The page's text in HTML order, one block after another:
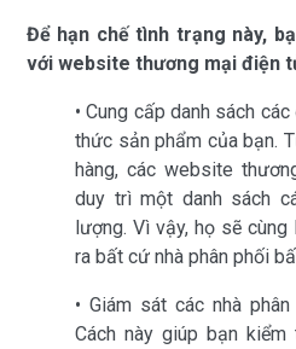
Để hạn chế tình trạng này,
với website thương mại điện
• Cung cấp danh sách
thức sản phẩm của bạn.
hàng, các website
duy trì một danh sách
lượng. Vì vậy, họ sẽ
ra bất cứ nhà phân phối
• Giám sát các nhà
Cách này giúp bạn